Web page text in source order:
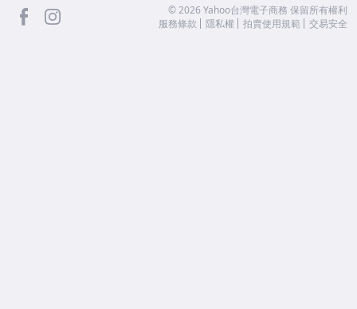
facebook ©2026 Yahoo台灣電子商務 保留所有權利
服務條款
隱私權 拍賣使用規範 交易安全